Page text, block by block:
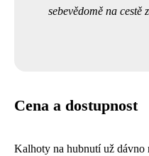
sebevědomě na cestě
Cena a dostupnost
Kalhoty na hubnutí už dávno